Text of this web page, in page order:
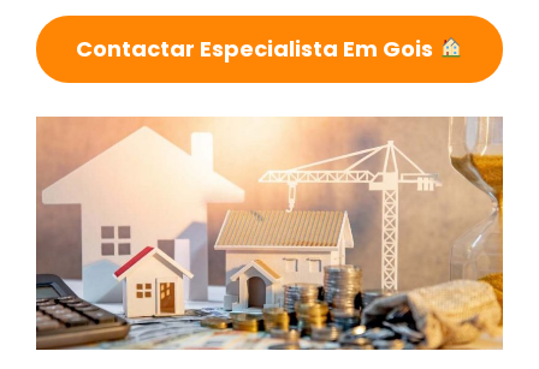
Contactar Especialista Em Gois